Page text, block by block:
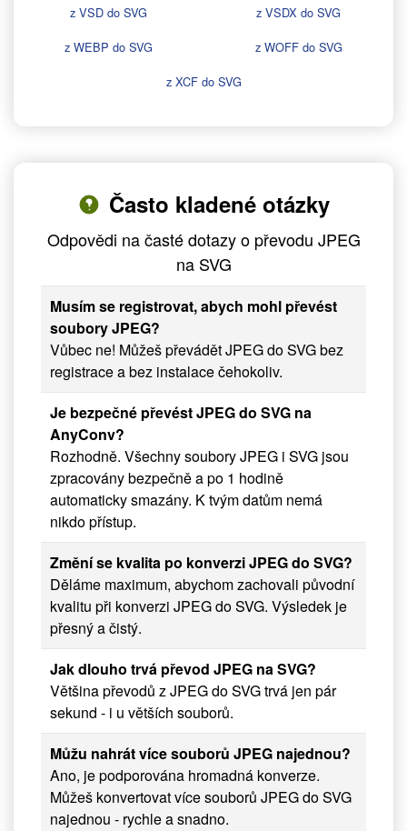
z VSD do SVG
z VSDX do SVG
z WEBP do SVG
z WOFF do SVG
z XCF do SVG
Často kladené otázky
Odpovědi na časté dotazy o převodu JPEG
na SVG
Musím se registrovat, abych mohl převést
soubory JPEG?
Vůbec ne! Můžeš převádět JPEG do SVG bez
registrace a bez instalace čehokoliv.
Je bezpečné převést JPEG do SVG na
AnyConv?
Rozhodně. Všechny soubory JPEG i SVG jsou
zpracovány bezpečně a po 1 hodině
automaticky smazány. K tvým datům nemá
nikdo přístup.
Změní se kvalita po konverzi JPEG do SVG?
Děláme maximum, abychom zachovali původní
kvalitu při konverzi JPEG do SVG. Výsledek je
přesný a čistý.
Jak dlouho trvá převod JPEG na SVG?
Většina převodů z JPEG do SVG trvá jen pár
sekund - i u větších souborů.
Můžu nahrát více souborů JPEG najednou?
Ano, je podporována hromadná konverze.
Můžeš konvertovat více souborů JPEG do SVG
najednou - rychle a snadno.